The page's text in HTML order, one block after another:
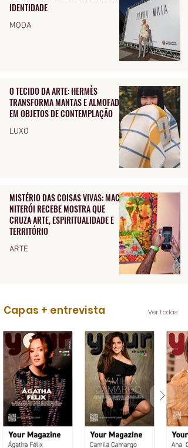
IDENTIDADE
MODA
O TECIDO DA ARTE: HERMÈS
TRANSFORMA MANTAS E ALMOFADAS
EM OBJETOS DE CONTEMPLAÇÃO
LUXO
MISTÉRIO DAS COISAS VIVAS: MAC
NITERÓI RECEBE MOSTRA QUE
CRUZA ARTE, ESPIRITUALIDADE E
TERRITÓRIO
ARTE
Capas + entrevista Ver todas